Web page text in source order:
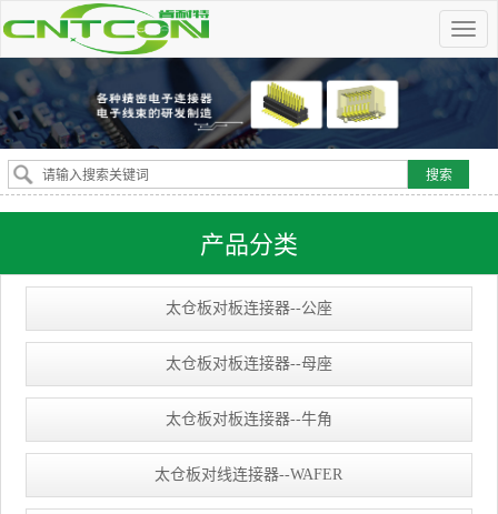
产品分类
太仓板对板连接器--公座
太仓板对板连接器--母座
太仓板对板连接器--牛角
太仓板对线连接器--WAFER